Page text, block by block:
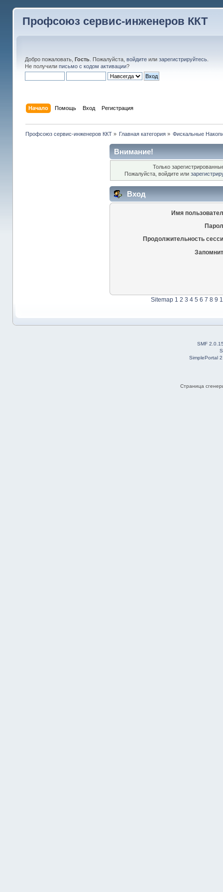
Профсоюз сервис-инженеров ККТ
Добро пожаловать, Гость. Пожалуйста, войдитеили зарегистрируйтесь.
Не получили письмо с кодом активации?
Начало Помощь Вход Регистрация
Профсоюз сервис-инженеров ККТ» Главная категория » Фискальные
Внимание!
Только
Пожалуйста, войдите или
Вход
Имя
Продолжительность
Sitemap 1 2 3 4 5 6 7 8 9
SMF
SimplePortal
Страница